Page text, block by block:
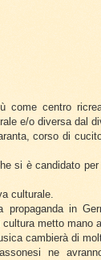
centro
e/o diversa dal
corso di
si è candidato
culturale.
propaganda in
metto mano
cambierà di
ne